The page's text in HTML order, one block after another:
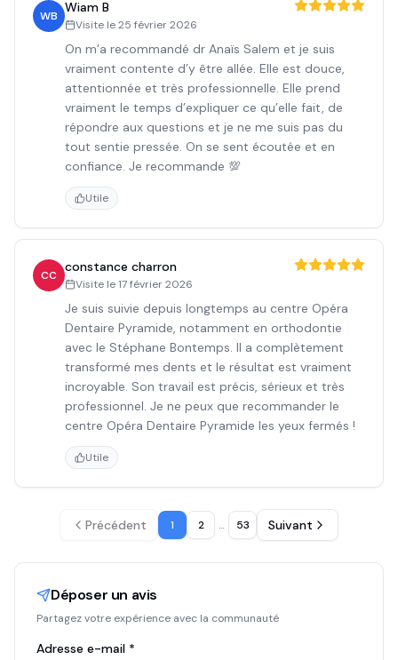
WB
Wiam B
Visite le25 février 2026
On m’a recommandé dr Anaïs Salem et je suis
vraiment contente d’y être allée. Elle est douce,
attentionnée et très professionnelle. Elle prend
vraiment le temps d’expliquer ce qu’elle fait, de
répondre aux questions et je ne me suis pas du
tout sentie pressée. On se sent écoutée et en
confiance. Je recommande 💯
Utile
CC
constance charron
Visite le17 février 2026
Je suis suivie depuis longtemps au centre Opéra
Dentaire Pyramide, notamment en orthodontie
avec le Stéphane Bontemps. Il a complètement
transformé mes dents et le résultat est vraiment
incroyable. Son travail est précis, sérieux et très
professionnel. Je ne peux que recommander le
centre Opéra Dentaire Pyramide les yeux fermés !
Utile
Précédent 1 2 … 53 Suivant
Déposer un avis
Partagez votre expérience avec la communauté
Adresse e-mail *